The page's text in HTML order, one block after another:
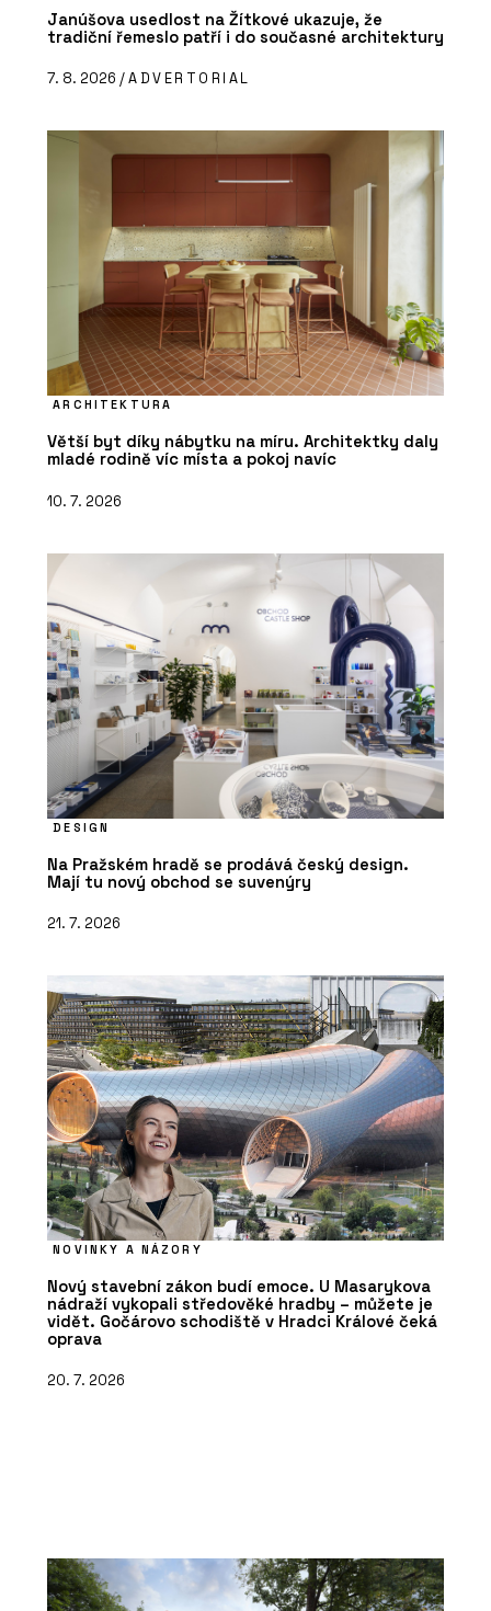
Janúšova usedlost na Žítkové ukazuje, že
tradiční řemeslo patří i do současné architektury
7. 8. 2026 /ADVERTORIAL
ARCHITEKTURA
Větší byt díky nábytku na míru. Architektky daly
mladé rodině víc místa a pokoj navíc
10. 7. 2026
DESIGN
Na Pražském hradě se prodává český design.
Mají tu nový obchod se suvenýry
21. 7. 2026
NOVINKY A NÁZORY
Nový stavební zákon budí emoce. U Masarykova
nádraží vykopali středověké hradby – můžete je
vidět. Gočárovo schodiště v Hradci Králové čeká
oprava
20. 7. 2026